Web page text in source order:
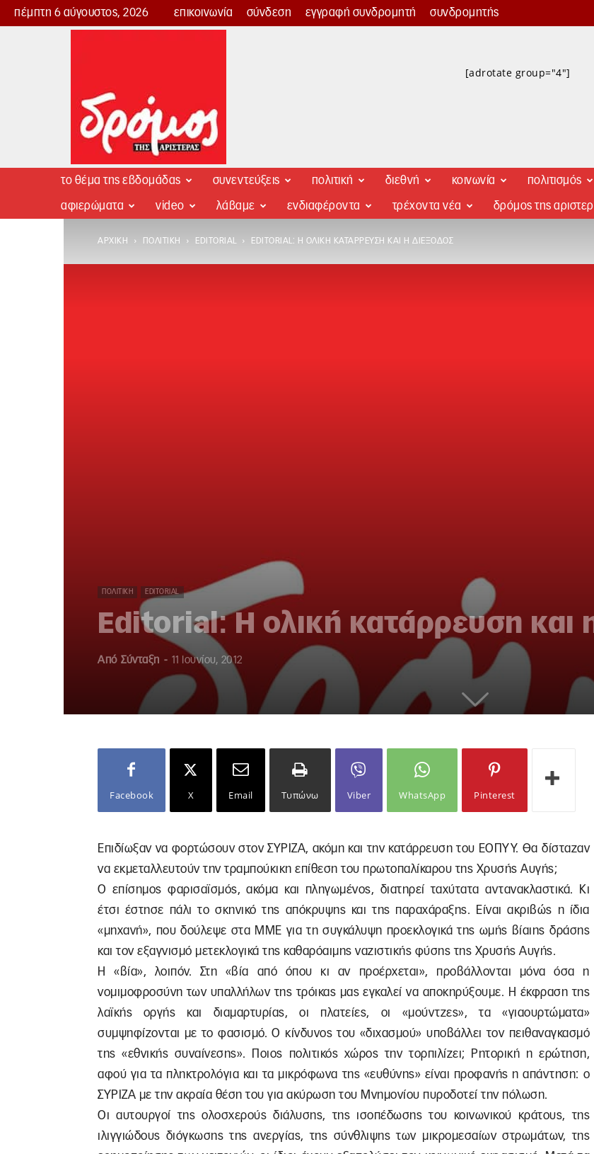
πέμπτη 6 αύγουστος, 2026 επικοινωνία σύνδεση εγγραφή συνδρομητή συνδρομητής
Δρόμος
[adrotate group="4"]
το θέμα της εβδομάδας συνεντεύξεις πολιτική διεθνή κοινωνία πολιτισμός
αφιερώματα video λάβαμε ενδιαφέροντα τρέχοντα νέα δρόμος της
ΑΡΧΙΚΉ ΠΟΛΙΤΙΚΉ EDITORIAL EDITORIAL: Η ΟΛΙΚΉ ΚΑΤΆΡΡΕΥΣΗ ΚΑΙ Η ΔΙΈΞΟΔΟΣ
ΠΟΛΙΤΙΚΉ EDITORIAL
Editorial: Η ολική κατάρρευση και
Από Σύνταξη - 11 Ιουνίου, 2012
Facebook X Email Τυπώνω Viber WhatsApp Pinterest
Επιδίωξαν να φορτώσουν στον ΣΥΡΙΖΑ, ακόμη και την κατάρρευση του ΕΟΠΥΥ. Θα δίσταζαν
να εκμεταλλευτούν την τραμπούκικη επίθεση του πρωτοπαλίκαρου της Χρυσής Αυγής;
Ο επίσημος φαρισαϊσμός, ακόμα και πληγωμένος, διατηρεί ταχύτατα αντανακλαστικά. Κι
έτσι έστησε πάλι το σκηνικό της απόκρυψης και της παραχάραξης. Είναι ακριβώς η ίδια
«μηχανή», που δούλεψε στα ΜΜΕ για τη συγκάλυψη προεκλογικά της ωμής βίαιης δράσης
και τον εξαγνισμό μετεκλογικά της καθαρόαιμης ναζιστικής φύσης της Χρυσής Αυγής.
Η «βία», λοιπόν. Στη «βία από όπου κι αν προέρχεται», προβάλλονται μόνα όσα η
νομιμοφροσύνη των υπαλλήλων της τρόικας μας εγκαλεί να αποκηρύξουμε. Η έκφραση της
λαϊκής οργής και διαμαρτυρίας, οι πλατείες, οι «μούντζες», τα «γιαουρτώματα»
συμψηφίζονται με το φασισμό. Ο κίνδυνος του «διχασμού» υποβάλλει τον πειθαναγκασμό
της «εθνικής συναίνεσης». Ποιος πολιτικός χώρος την τορπιλίζει; Ρητορική η ερώτηση,
αφού για τα πληκτρολόγια και τα μικρόφωνα της «ευθύνης» είναι προφανής η απάντηση: ο
ΣΥΡΙΖΑ με την ακραία θέση του για ακύρωση του Μνημονίου πυροδοτεί την πόλωση.
Οι αυτουργοί της ολοσχερούς διάλυσης, της ισοπέδωσης του κοινωνικού κράτους, της
ιλιγγιώδους διόγκωσης της ανεργίας, της σύνθλιψης των μικρομεσαίων στρωμάτων, της